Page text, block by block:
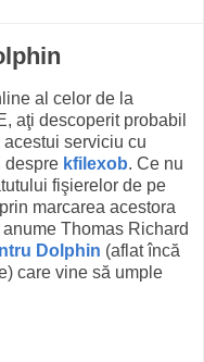
al celor de la
aţi descoperit probabil
serviciu cu
despre kfilexob. Ce nu
fişierelor de pe
marcarea acestora
Thomas Richard
Dolphin (aflat încă
care vine să umple